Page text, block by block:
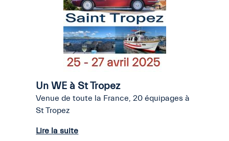
Un WE à St Tropez
Venue de toute la France, 20 équipages à
St Tropez
Lire la suite